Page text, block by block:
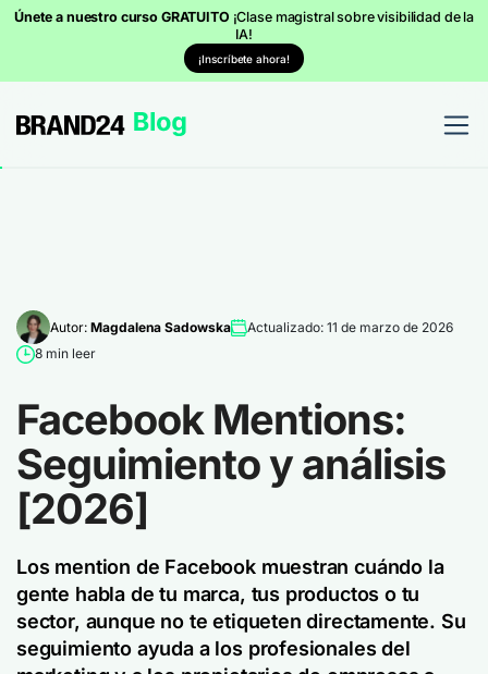
Únete a nuestro curso GRATUITO ¡Clase magistral sobre visibilidad de la
IA!
¡Inscríbete ahora!
Autor: Magdalena Sadowska
Actualizado: 11 de marzo de 2026
8 min leer
Facebook Mentions:
Seguimiento y análisis
[2026]
Los mention de Facebook muestran cuándo la
gente habla de tu marca, tus productos o tu
sector, aunque no te etiqueten directamente. Su
seguimiento ayuda a los profesionales del